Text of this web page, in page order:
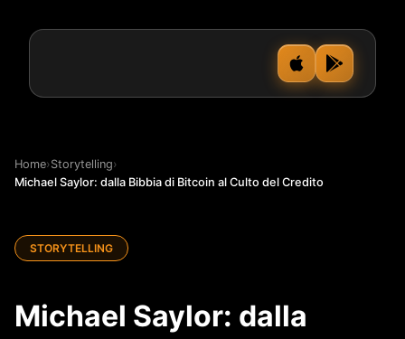
Home›Storytelling›
Michael Saylor: dalla Bibbia di Bitcoin al Culto del Credito
STORYTELLING
Michael Saylor: dalla